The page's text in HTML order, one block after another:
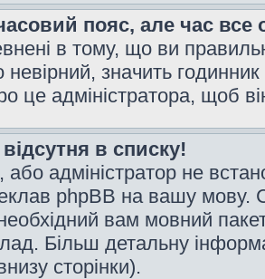
пояс, але час все
в тому, що ви
невірний, значить
це адміністратора, щоб
в списку!
адміністратор не
phpBB на вашу мову.
вам мовний
Більш детальну
сторінки).